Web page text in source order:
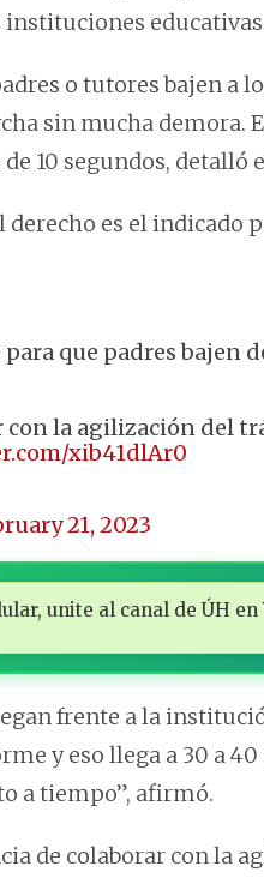
o tutores bajen a
sin mucha demora.
10 segundos, detalló
es el indicado
que padres bajen
con la agilización del
xib41dlAr0
21, 2023
unite al canal de ÚH en
frente a la
y eso llega a 30 a 40
a tiempo”, afirmó.
de colaborar con la